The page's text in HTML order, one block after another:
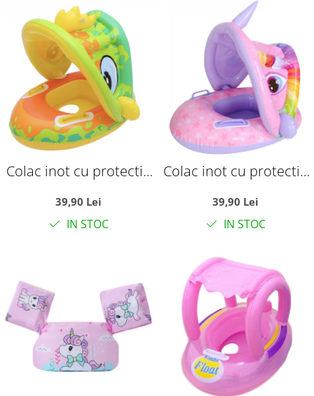
Colac inot cu protectie
galben
39,90 Lei
IN STOC
Colac inot cu protectie
39,90 Lei
IN STOC